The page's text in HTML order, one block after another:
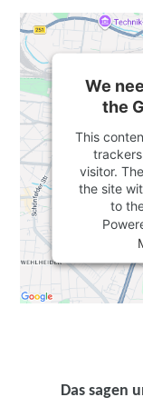
We
the
This
visitor.
the site
to
Das sagen